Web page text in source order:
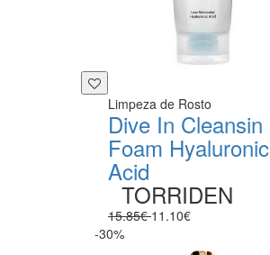
Limpeza de Rosto
Dive In Cleansin
Foam Hyaluronic
Acid
TORRIDEN
15.85€11.10€
-30%